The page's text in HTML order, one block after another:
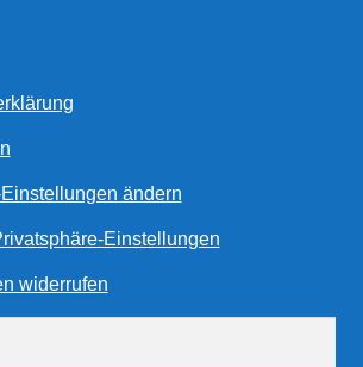
ändern
Einstellungen
widerrufen